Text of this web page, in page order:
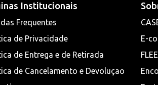
Institucionais
Frequentes
de Privacidade
de Entrega e de Retirada
de Cancelamento e Devoluçao
E-